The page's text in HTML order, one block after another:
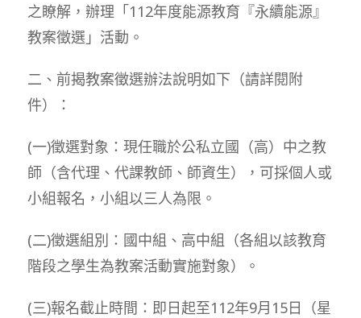
之瞭解，辦理「112年度能源教育『永續能源』
教案徵選」活動。
二、前揭教案徵選辦法說明如下（請詳閱附
件）：
(一)徵選對象：現任職於公私立國（高）中之教
師（含代理、代課教師、師資生），可採個人或
小組報名，小組以三人為限。
(二)徵選組別：國中組、高中組（各組以該教育
階段之學生為教案活動實施對象）。
(三)報名截止時間：即日起至112年9月15日（星